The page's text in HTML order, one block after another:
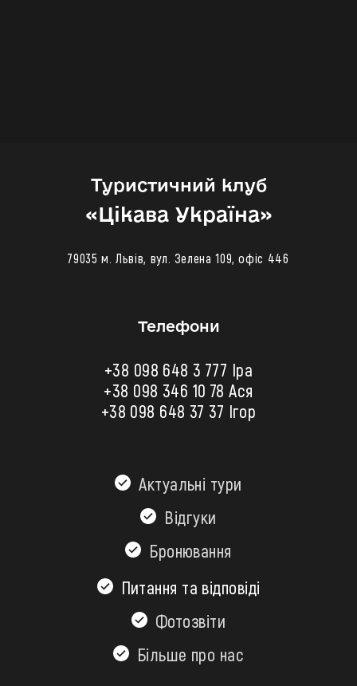
Туристичний клуб
«‎Цікава Україна»
79035 м. Львів, вул. Зелена 109, офіс 446
Телефони
+38 098 648 3 777 Іра
+38 098 346 10 78 Ася
+38 098 648 37 37 Ігор
Актуальні тури
Відгуки
Бронювання
Питання та відповіді
Фотозвіти
Більшe про нас